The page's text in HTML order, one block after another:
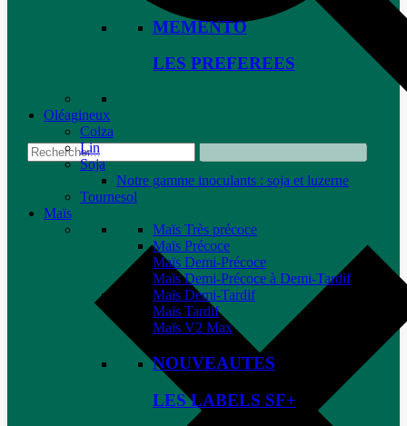
MEMENTO
LES PREFEREES
Oléagineux
Colza
Lin
Soja
Notre gamme inoculants : soja et luzerne
Tournesol
Maïs
Maïs Très précoce
Maïs Précoce
Maïs Demi-Précoce
Maïs Demi-Précoce à Demi-Tardif
Maïs Demi-Tardif
Maïs Tardif
Maïs V2 Max
NOUVEAUTES
LES LABELS SF+